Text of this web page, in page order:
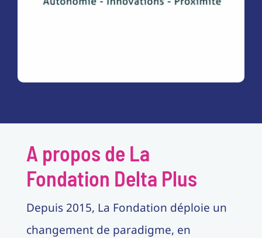
A propos de La
Fondation Delta Plus
Depuis 2015, La Fondation déploie un
changement de paradigme, en